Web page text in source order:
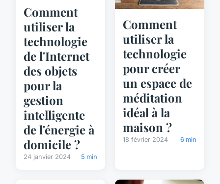
Comment
utiliser la
technologie
de l'Internet
des objets
pour la
gestion
intelligente
de l'énergie à
domicile ?
24 janvier 2024 5 min
Comment
utiliser la
technologie
pour créer
un espace de
méditation
idéal à la
maison ?
18 février 2024 6 min